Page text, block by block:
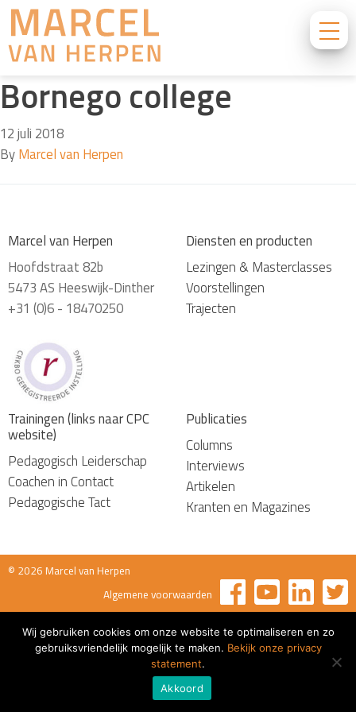
Bornego college
12 juli 2018
ByMarcel van Herpen
Marcel van Herpen
Hoofdstraat 82b
5473 AS Heeswijk-Dinther
+31 (0)6 - 18470250
Diensten en producten
Lezingen & Masterclasses
Voorstellingen
Trajecten
Trainingen (links naar CPC
website)
Pedagogisch Leiderschap
Coachen in Contact
Pedagogische Tact
Publicaties
Columns
Interviews
Artikelen
Kranten en Magazines
© 2026 Marcel van Herpen
Algemene voorwaarden
Wij gebruiken cookies om onze website te optimaliseren en zo
gebruiksvriendelijk mogelijk te maken. Bekijk onze privacy
statement.
Akkoord